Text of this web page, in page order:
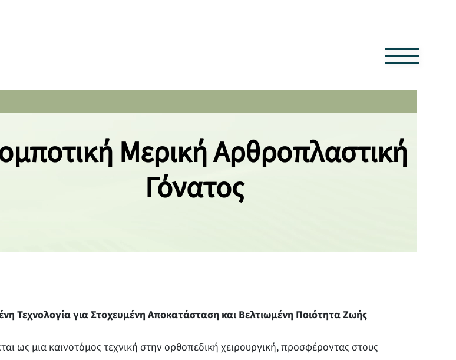
Μερική Αρθροπλαστική
Γόνατος
Τεχνολογία για Στοχευμένη Αποκατάσταση και Βελτιωμένη Ποιότητα Ζωής
ως μια καινοτόμος τεχνική στην ορθοπεδική χειρουργική, προσφέροντας στους